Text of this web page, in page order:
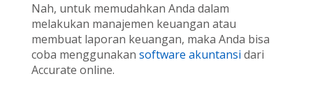
Nah, untuk memudahkan Anda dalam
melakukan manajemen keuangan atau
membuat laporan keuangan, maka Anda bisa
coba menggunakan software akuntansi dari
Accurate online.